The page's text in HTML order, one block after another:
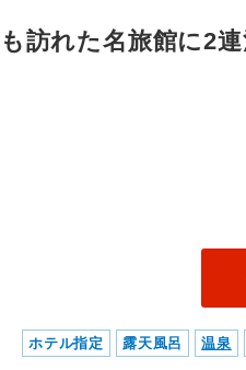
れた名旅館に2連
ホテル指定 露天風呂 温泉